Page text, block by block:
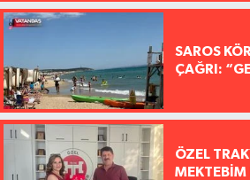
SAROS
ÇAĞRI:
ÖZEL
MEKTEBİM